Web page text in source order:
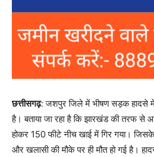
छत्तीसगढ़: जशपुर जिले में भीषण सड़क हादसे में
है। बताया जा रहा है कि झारखंड की तरफ से
होकर 150 फीटे नीच खाई में गिर गया।
और खलासी की मौके पर ही मौत हो गई है।